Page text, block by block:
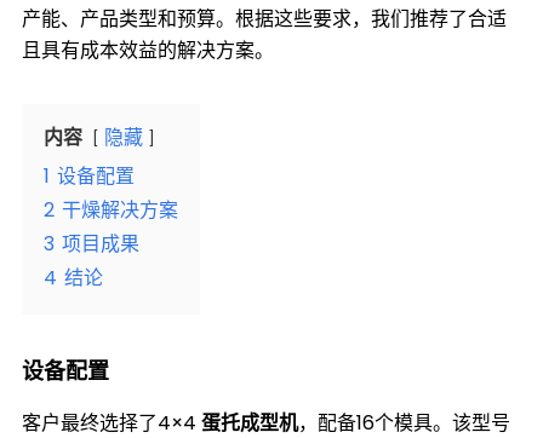
产能、产品类型和预算。根据这些要求，我们推荐了合适
且具有成本效益的解决方案。
内容
隐藏
1 设备配置
2 干燥解决方案
3 项目成果
4 结论
设备配置
客户最终选择了4×4 蛋托成型机，配备16个模具。该型号